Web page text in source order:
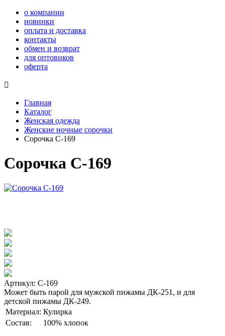
о компании
новинки
оплата и доставка
контакты
обмен и возврат
для оптовиков
оферта

Главная
Каталог
Женская одежда
Женские ночные сорочки
Сорочка С-169
Сорочка С-169
Артикул: С-169
Может быть парой для мужской пижамы ДК-251, и для
детской пижамы ДК-249.
Материал: Кулирка
Состав:
100% хлопок